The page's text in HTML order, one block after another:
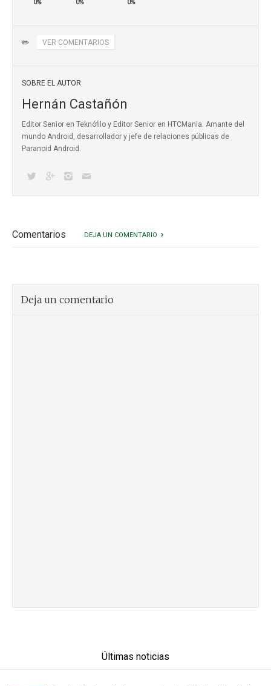
0% 0% 0%
✏️ VER COMENTARIOS
SOBRE EL AUTOR
Hernán Castañón
Editor Senior en Teknófilo y Editor Senior en HTCMania. Amante del
mundo Android, desarrollador y jefe de relaciones públicas de
Paranoid Android.
Comentarios DEJA UN COMENTARIO
Deja un comentario
Últimas noticias